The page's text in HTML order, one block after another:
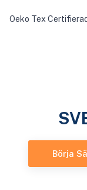
Oeko Tex
Börja